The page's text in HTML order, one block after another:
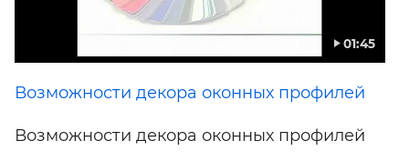
01:45
Возможности декора оконных профилей
Возможности декора оконных профилей